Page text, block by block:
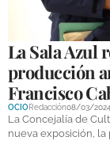
La Sala Azul
producción
Francisco
OCIORedacción08/03/2024
La Concejalía de
nueva exposición,